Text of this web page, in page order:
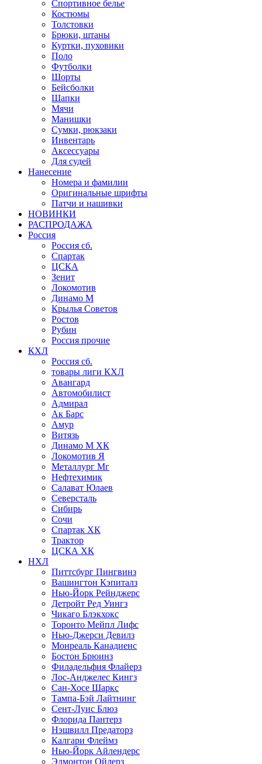
Спортивное белье
Костюмы
Толстовки
Брюки, штаны
Куртки, пуховики
Поло
Футболки
Шорты
Бейсболки
Шапки
Мячи
Манишки
Сумки, рюкзаки
Инвентарь
Аксессуары
Для судей
Нанесение
Номера и фамилии
Оригинальные шрифты
Патчи и нашивки
НОВИНКИ
РАСПРОДАЖА
Россия
Россия сб.
Спартак
ЦСКА
Зенит
Локомотив
Динамо М
Крылья Советов
Ростов
Рубин
Россия прочие
КХЛ
Россия сб.
товары лиги КХЛ
Авангард
Автомобилист
Адмирал
Ак Барс
Амур
Витязь
Динамо М ХК
Локомотив Я
Металлург Мг
Нефтехимик
Салават Юлаев
Северсталь
Сибирь
Сочи
Спартак ХК
Трактор
ЦСКА ХК
НХЛ
Питтсбург Пингвинз
Вашингтон Кэпиталз
Нью-Йорк Рейнджерс
Детройт Ред Уингз
Чикаго Блэкхокс
Торонто Мейпл Лифс
Нью-Джерси Девилз
Монреаль Канадиенс
Бостон Брюинз
Филадельфия Флайерз
Лос-Анджелес Кингз
Сан-Хосе Шаркс
Тампа-Бэй Лайтнинг
Сент-Луис Блюз
Флорида Пантерз
Нэшвилл Предаторз
Калгари Флеймз
Нью-Йорк Айлендерс
Эдмонтон Ойлерз